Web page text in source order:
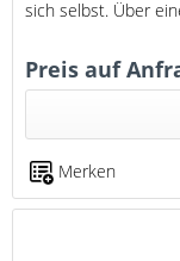
sich selbst. Über
Preis auf
Merken